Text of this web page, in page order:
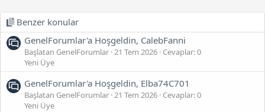
t
a
n
i
Benzer konular
GenelForumlar'a Hoşgeldin, CalebFanni
Başlatan GenelForumlar 21 Tem 2026 Cevaplar: 0
Yeni Üye
GenelForumlar'a Hoşgeldin, Elba74C701
Başlatan GenelForumlar 21 Tem 2026 Cevaplar: 0
Yeni Üye